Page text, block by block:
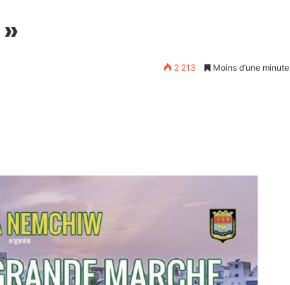
2 213 Moins d’une minute